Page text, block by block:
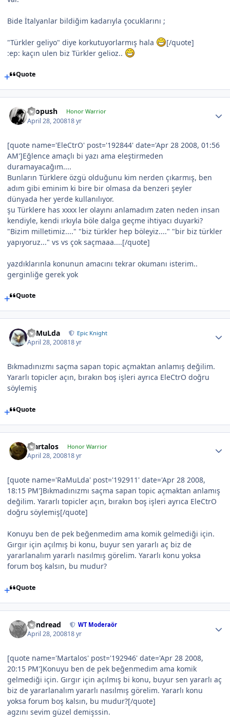
Bide İtalyanlar bildiğim kadarıyla çocuklarını ;
"Türkler geliyo" diye korkutuyorlarmış hala
[/quote]
:ep: kaçın ulen biz Türkler gelioz..
Quote
chopush Honor Warrior
April 28, 200818 yr
[quote name='EleCtrO' post='192844' date='Apr 28 2008, 01:56
AM']Eğlence amaçlı bi yazı ama eleştirmeden
duramayacağım....
Bunların Türklere özgü olduğunu kim nerden çıkarmış, ben
adım gibi eminim ki bire bir olmasa da benzeri şeyler
dünyada her yerde kullanılıyor.
şu Türklere has xxxx ler olayını anlamadım zaten neden insan
kendiyle, kendi ırkıyla böle dalga geçme ihtiyacı duyarki?
"Bizim milletimiz...." "biz türkler hep böleyiz...." "bir biz türkler
yapıyoruz..." vs vs çok saçmaaa....[/quote]
yazdıklarınla konunun amacını tekrar okumanı isterim..
gerginliğe gerek yok
Quote
RaMuLda Epic Knight
April 28, 200818 yr
Bıkmadınızmı saçma sapan topic açmaktan anlamış değilim.
Yararlı topicler açın, bırakın boş işleri ayrıca EleCtrO doğru
söylemiş
Quote
Martalos Honor Warrior
April 28, 200818 yr
[quote name='RaMuLda' post='192911' date='Apr 28 2008,
18:15 PM']Bıkmadınızmı saçma sapan topic açmaktan anlamış
değilim. Yararlı topicler açın, bırakın boş işleri ayrıca EleCtrO
doğru söylemiş[/quote]
Konuyu ben de pek beğenmedim ama komik gelmediği için.
Gırgır için açılmış bi konu, buyur sen yararlı aç biz de
yararlanalım yararlı nasılmış görelim. Yararlı konu yoksa
forum boş kalsın, bu mudur?
Quote
Vandread WT Moderaör
April 28, 200818 yr
[quote name='Martalos' post='192946' date='Apr 28 2008,
20:15 PM']Konuyu ben de pek beğenmedim ama komik
gelmediği için. Gırgır için açılmış bi konu, buyur sen yararlı aç
biz de yararlanalım yararlı nasılmış görelim. Yararlı konu
yoksa forum boş kalsın, bu mudur?[/quote]
agzını sevim güzel demişssin.